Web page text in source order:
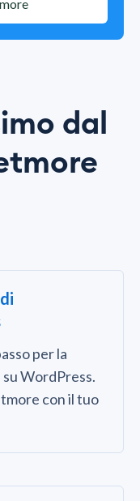
dal
per la
WordPress.
con il tuo